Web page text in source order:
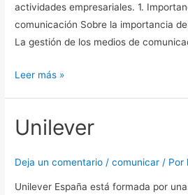
actividades empresariales. 1.
comunicación Sobre la importancia
La gestión de los medios de
Leer más »
Unilever
Deja un comentario /comunicar / Por
Unilever España está formada por
Unilever